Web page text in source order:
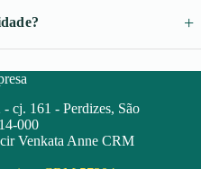
cj. 161 - Perdizes, São
000
Venkata Anne CRM